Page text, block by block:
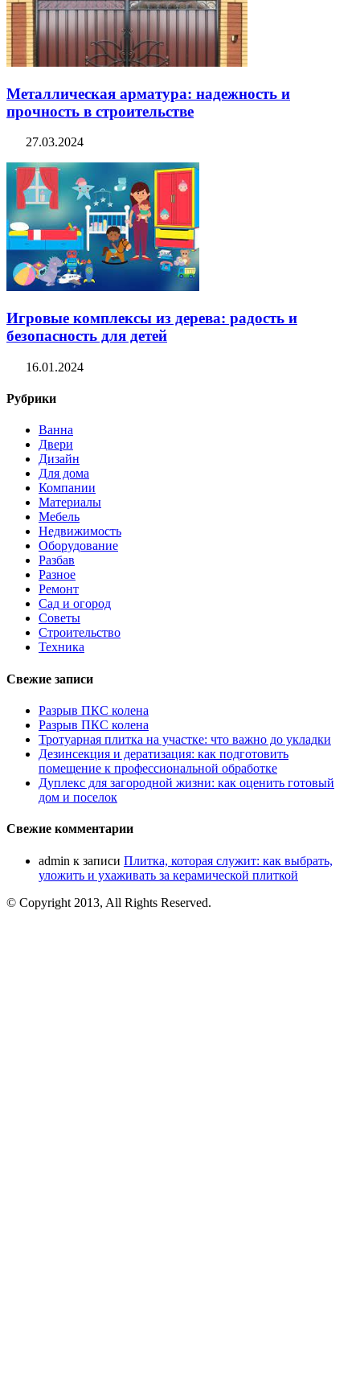
Металлическая арматура: надежность и
прочность в строительстве
27.03.2024
Игровые комплексы из дерева: радость и
безопасность для детей
16.01.2024
Рубрики
Ванна
Двери
Дизайн
Для дома
Компании
Материалы
Мебель
Недвижимость
Оборудование
Разбав
Разное
Ремонт
Сад и огород
Советы
Строительство
Техника
Свежие записи
Разрыв ПКС колена
Разрыв ПКС колена
Тротуарная плитка на участке: что важно до укладки
Дезинсекция и дератизация: как подготовить
помещение к профессиональной обработке
Дуплекс для загородной жизни: как оценить готовый
дом и поселок
Свежие комментарии
admin к записи Плитка, которая служит: как выбрать,
уложить и ухаживать за керамической плиткой
© Copyright 2013, All Rights Reserved.